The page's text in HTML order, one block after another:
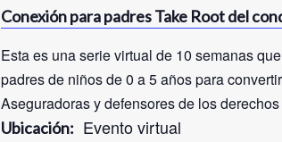
Conexión para padres Take Root del
Esta es una serie virtual de 10 semanas
padres de niños de 0 a 5 años para
Aseguradoras y defensores de los
Ubicación: Evento virtual